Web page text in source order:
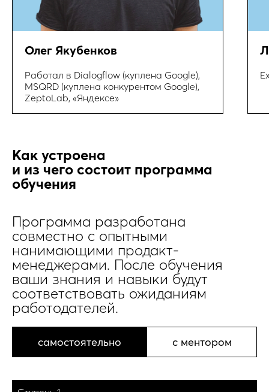
Олег Якубенков
Работал в Dialogflow (куплена Google),
MSQRD (куплена конкурентом Google),
ZeptoLab, «Яндексе»
Как устроена
и из чего состоит программа
обучения
Программа разработана
совместно с опытными
нанимающими продакт-
менеджерами. После обучения
ваши знания и навыки будут
соответствовать ожиданиям
работодателей.
самостоятельно с ментором